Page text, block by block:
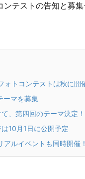
ンテストの告知と募
ォトコンテストは秋に開
マを募集
、第四回のテーマ決定！
10月1日に公開予定
ルイベントも同時開催